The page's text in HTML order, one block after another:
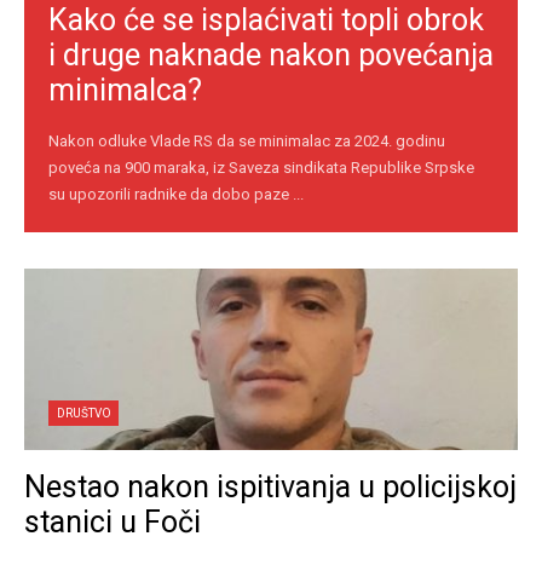
Kako će se isplaćivati topli obrok
i druge naknade nakon povećanja
minimalca?
Nakon odluke Vlade RS da se minimalac za 2024. godinu
poveća na 900 maraka, iz Saveza sindikata Republike Srpske
su upozorili radnike da dobo paze ...
DRUŠTVO
Nestao nakon ispitivanja u policijskoj
stanici u Foči